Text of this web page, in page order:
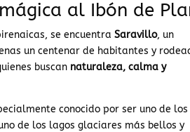
al Ibón de
se encuentraSaravillo, un
un centenar de habitantes y
buscan naturaleza, calma y
conocido por ser uno de los
de los lagos glaciares más bellos y